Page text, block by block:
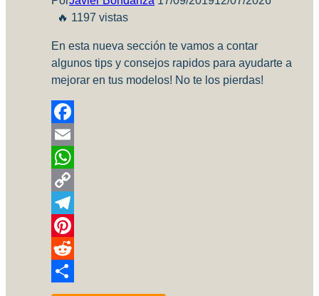
🔥 1197 vistas
En esta nueva sección te vamos a contar
algunos tips y consejos rapidos para ayudarte a
mejorar en tus modelos! No te los pierdas!
Facebook
Email
WhatsApp
Copy
Link
Telegram
Pinterest
Reddit